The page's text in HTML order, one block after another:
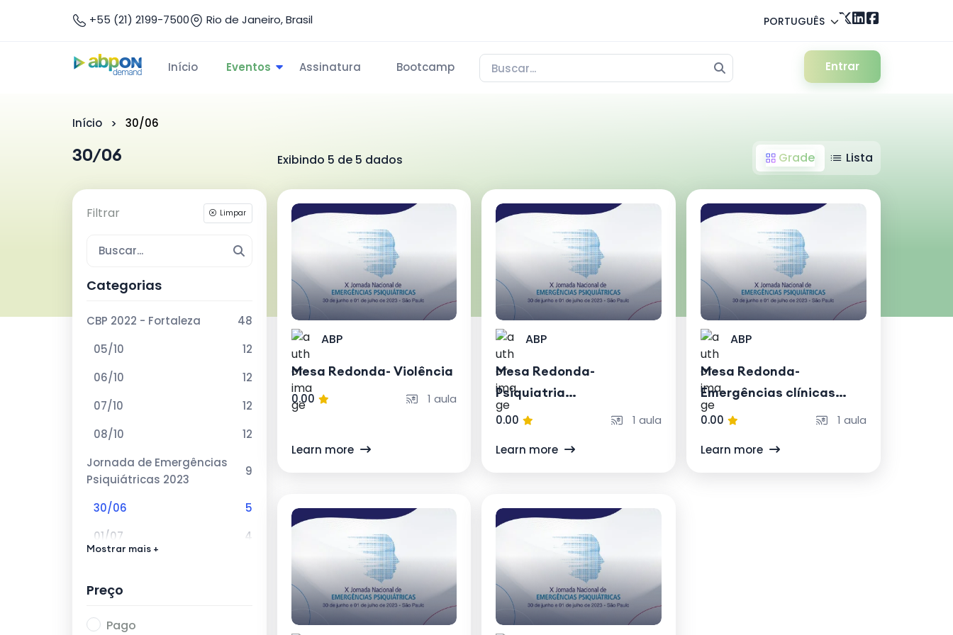
+55 (21) 2199-7500 Rio de Janeiro, Brasil PORTUGUÊS
Início Eventos Assinatura Bootcamp Entrar
Início 30/06
30/06 Exibindo 5 de 5 dados Grade Lista
Filtrar Limpar
Categorias
CBP 2022 - Fortaleza
48
05/10
12
06/10
12
07/10
12
08/10
12
Jornada de Emergências
Psiquiátricas 2023
9
30/06
5
01/07
4
Mostrar mais +
Preço
Pago
ABP
Mesa Redonda- Violência
0.00 1 aula
Learn more
ABP
Mesa Redonda-
Psiquiatria
Intervencionista nas
0.00
1 aula
Learn more
ABP
Mesa Redonda-
Emergências clínicas
para o psiquiatra
0.00
1 aula
Learn more